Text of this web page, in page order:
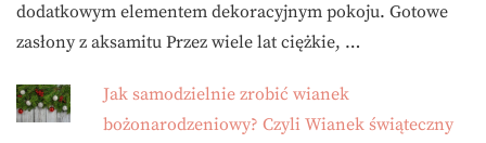
dodatkowym elementem dekoracyjnym pokoju. Gotowe
zasłony z aksamitu Przez wiele lat ciężkie, …
Jak samodzielnie zrobić wianek
bożonarodzeniowy? Czyli Wianek świąteczny